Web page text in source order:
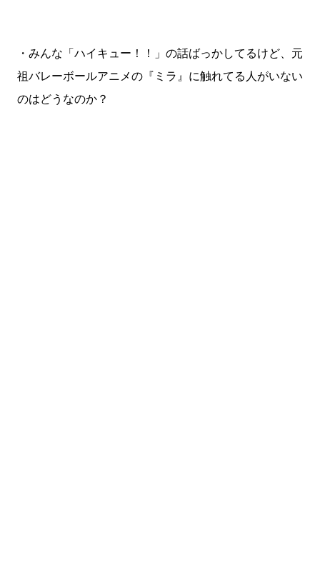
・みんな「ハイキュー！！」の話ばっかしてるけど、元
祖バレーボールアニメの『ミラ』に触れてる人がいない
のはどうなのか？